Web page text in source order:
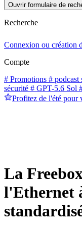
Ouvrir formulaire de
Recherche
Connexion ou création
Compte
# Promotions # podcast
sécurité # GPT-5.6 Sol
Profitez de l'été pour
La
l'Ethernet